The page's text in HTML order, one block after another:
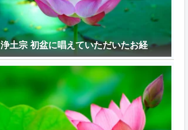
浄土宗 初盆に唱えていただいたお経